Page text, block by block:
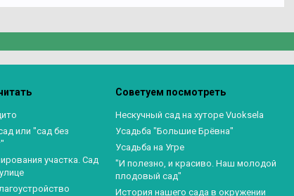
или "сад без
участка. Сад
Советуем посмотреть
Нескучный сад на хуторе Vuoksela
Усадьба "Большие Брёвна"
Усадьба на Угре
"И полезно, и красиво. Наш молодой
плодовый сад"
История нашего сада в окружении